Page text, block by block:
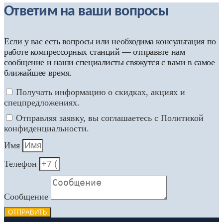
Ответим на ваши вопросы
Если у вас есть вопросы или необходима консультация по
работе компрессорных станций — отправьте нам
сообщение и наши специалисты свяжутся с вами в самое
ближайшее время.
Получать информацию о скидках, акциях и
спецпредложениях.
Отправляя заявку, вы соглашаетесь с Политикой
конфиденциальности.
Имя
Телефон
Сообщение
ОТПРАВИТЬ